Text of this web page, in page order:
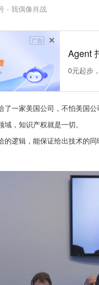
- 我偶像肖战
广告
Agent
0元起步
了一家美国公司，不怕美国
，知识产权就是一切。
的逻辑，能保证给出技术的同